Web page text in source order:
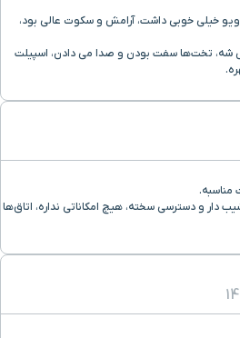
خیلی خوبی داشت، آرامش و سکوت عالی بود،
شه، تخت‌ها سفت بودن و صدا می دادن، اسپیلت
مناسبه.
دار و دسترسی سخته، هیچ امکاناتی نداره، اتاق‌ها